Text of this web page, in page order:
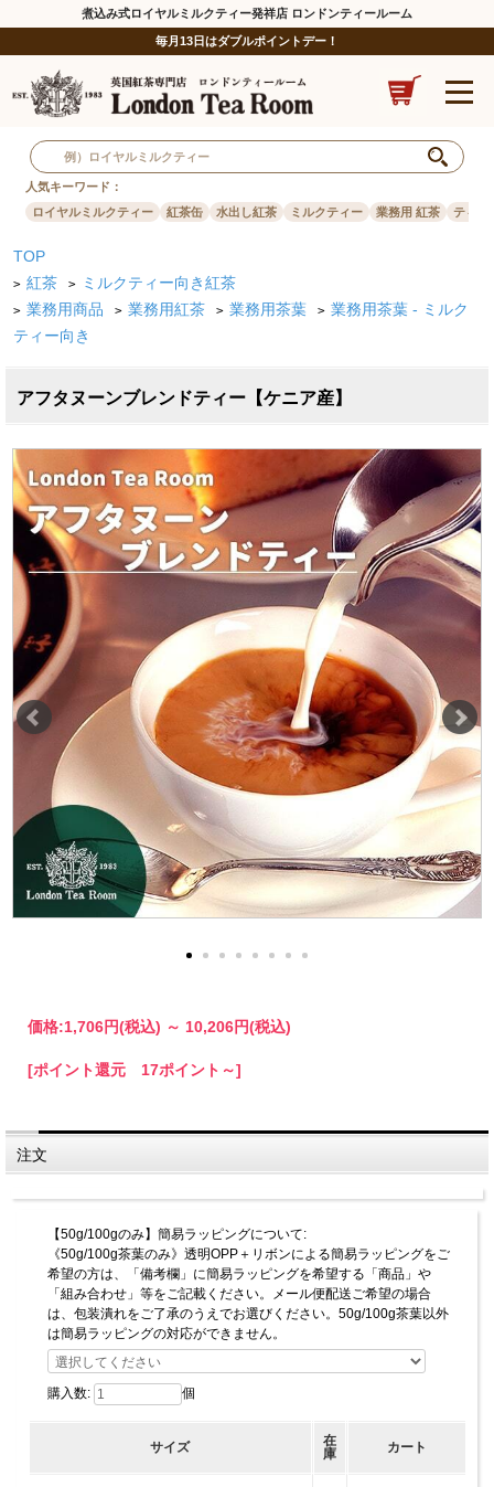
煮込み式ロイヤルミルクティー発祥店 ロンドンティールーム
毎月13日はダブルポイントデー！
人気キーワード：
ロイヤルミルクティー
紅茶缶 水出し紅茶 ミルクティー 業務用 紅茶 ティー
TOP
> 紅茶 > ミルクティー向き紅茶
> 業務用商品 > 業務用紅茶 > 業務用茶葉 > 業務用茶葉 - ミルク
ティー向き
アフタヌーンブレンドティー【ケニア産】
価格:1,706円(税込) ～ 10,206円(税込)
[ポイント還元 17ポイント～]
注文
【50g/100gのみ】簡易ラッピングについて:
《50g/100g茶葉のみ》透明OPP＋リボンによる簡易ラッピングをご
希望の方は、「備考欄」に簡易ラッピングを希望する「商品」や
「組み合わせ」等をご記載ください。メール便配送ご希望の場合
は、包装潰れをご了承のうえでお選びください。50g/100g茶葉以外
は簡易ラッピングの対応ができません。
購入数: 個
サイズ
在
庫
カート